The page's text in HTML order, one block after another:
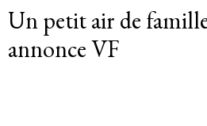
Un petit air de
annonce VF